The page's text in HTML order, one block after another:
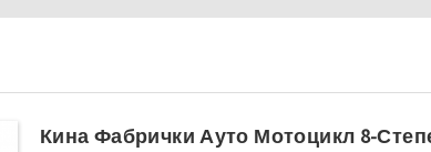
Кина Фабрички Ауто Мотоцикл 8-